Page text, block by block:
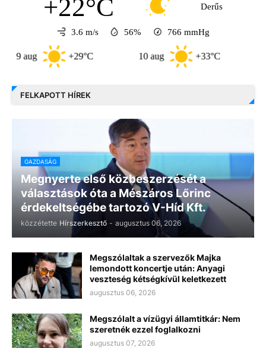
+22°C Derűs
3.6 m/s 56% 766 mmHg
+29°C +33°C
FELKAPOTT HÍREK
GAZDASÁG
Megnyerte első közbeszerzését a
választások óta a Mészáros Lőrinc
érdekeltségébe tartozó V-Híd Kft.
közzétette Hírszerkesztő - augusztus 06, 2026
Megszólaltak a szervezők Majka
lemondott koncertje után: Anyagi
veszteség kétségkívül keletkezett
augusztus 06, 2026
Megszólalt a vízügyi államtitkár: Nem
szeretnék ezzel foglalkozni
augusztus 07, 2026